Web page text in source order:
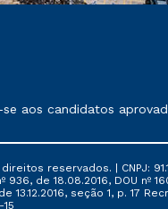
de prestação de
candidatos
reservados. | CNPJ:
de 18.08.2016, DOU nº
de 13.12.2016, seção 1, p.